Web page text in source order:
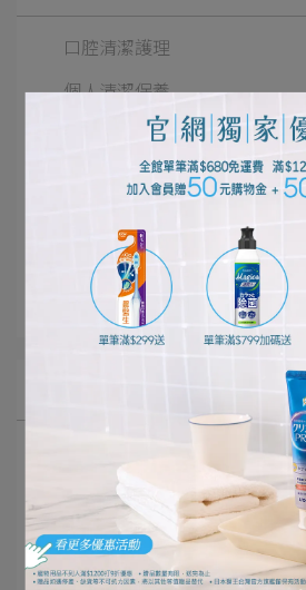
口腔清潔護理
個人清潔保養
居家清潔打掃
寵物健康生活
好評推薦
獅王佈告欄
細潔適齦佳極
NONIO終結口氣漱口水
衣物去漬
NONIO最強口氣應援
趣淨你的手
極上濃密機能超進化
細潔寬薄牙刷